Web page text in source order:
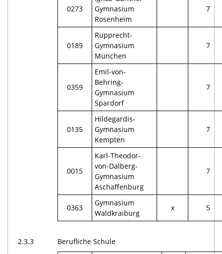
0273
Gymnasium
Rosenheim
7
0189
Rupprecht-
Gymnasium
München
7
0359
Emil-von-
Behring-
Gymnasium
Spardorf
7
0135
Hildegardis-
Gymnasium
Kempten
7
0015
Karl-Theodor-
von-Dalberg-
Gymnasium
Aschaffenburg
7
0363
Gymnasium
Waldkraiburg
x 5
2.3.3 Berufliche Schule